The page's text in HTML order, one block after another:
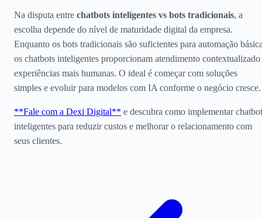
Na disputa entre chatbots inteligentes vs bots tradicionais, a
escolha depende do nível de maturidade digital da empresa.
Enquanto os bots tradicionais são suficientes para automação
os chatbots inteligentes proporcionam atendimento contextualizado
experiências mais humanas. O ideal é começar com soluções
simples e evoluir para modelos com IA conforme o negócio cresce.
**Fale com a Dexi Digital** e descubra como implementar
inteligentes para reduzir custos e melhorar o relacionamento com
seus clientes.